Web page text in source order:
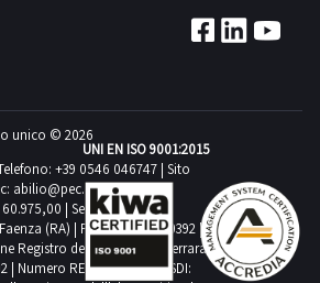
unico © 2026
+39 0546 046747 | Sito
abilio@pec.illimity.com
| Sede legale in Via
(RA) | P.IVA: 02704840392 |
Registro delle Imprese di Ferrara
| Numero REA RA 224830 | SDI:
UNI EN ISO 9001:2015